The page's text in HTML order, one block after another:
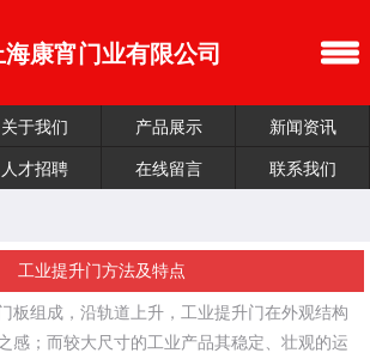
康宵门业有限公司
关于我们 产品展示
新闻资讯
人才招聘 在线留言 联系我们
工业提升门方法及特点
板组成，沿轨道上升，工业提升门在外观结构
感；而较大尺寸的工业产品其稳定、壮观的运